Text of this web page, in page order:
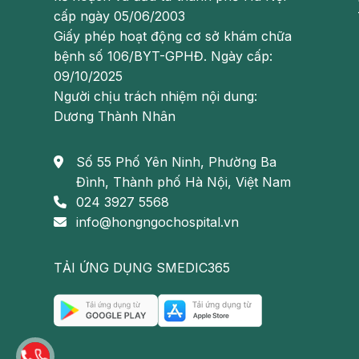
Trộn bột với sữa để cho trẻ ăn là thói quen của
lượng dưỡng chất tối đa, phù hợp với khả năng hấp
nào khác sẽ làm thay đổi công thức tối ưu này.
Việc làm sữa trở nên đặc thêm sẽ làm tăng gánh
dưới 6 tháng tuổi, vì ở tuổi này, cơ thể trẻ chưa tạo
thành phần trong sữa.
Cũng không nên pha sữa lẫn với nước hoa quả, vì
có thể làm sữa trở nên khó tiêu.
Vì vậy, nếu trẻ ăn sữa bột thì tốt nhất chỉ nên pha
hướng dẫn sử dụng, pha đặc hơn sẽ gây khó tiêu,
cấp ngày 05/06/2003
Giấy phép hoạt động cơ sở khám chữa
bệnh số 106/BYT-GPHĐ. Ngày cấp:
09/10/2025
Người chịu trách nhiệm nội dung:
Dương Thành Nhân
Số 55 Phố Yên Ninh, Phường Ba
Đình, Thành phố Hà Nội, Việt Nam
024 3927 5568
info@hongngochospital.vn
TẢI ỨNG DỤNG SMEDIC365